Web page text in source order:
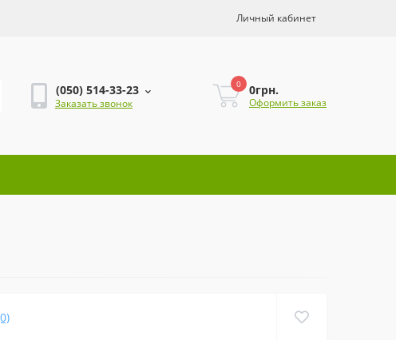
Личный кабинет
(050) 514-33-23
Заказать звонок
0 0грн.
Оформить заказ